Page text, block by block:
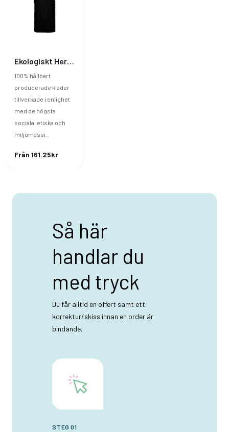
Ekologiskt Herr Linne
100% hållbart
producerade kläder
tillverkade i enlighet
med de högsta
sociala, etiska och
miljömässi..
Från 161.25kr
Så här
handlar du
med tryck
Du får alltid en offert samt ett
korrektur/skiss innan en order är
bindande.
STEG 01